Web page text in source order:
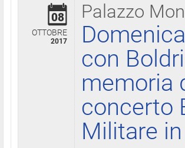
Palazzo
08
OTTOBRE
2017
con
memoria
concerto
Militare